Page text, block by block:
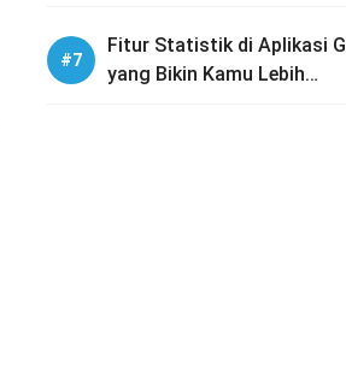
Fitur Statistik di Aplikasi
yang Bikin Kamu Lebih